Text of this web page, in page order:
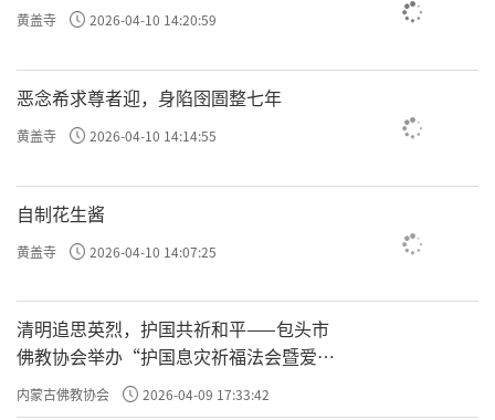
黄盖寺 2026-04-10 14:20:59
恶念希求尊者迎，身陷囹圄整七年
黄盖寺 2026-04-10 14:14:55
自制花生酱
黄盖寺 2026-04-10 14:07:25
清明追思英烈，护国共祈和平——包头市
佛教协会举办“护国息灾祈福法会暨爱国
主义电影观影活动”
内蒙古佛教协会 2026-04-09 17:33:42